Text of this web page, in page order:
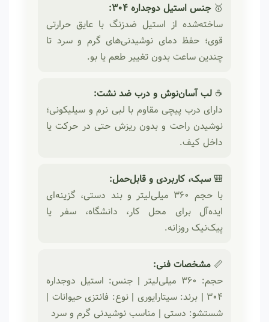
🥇جنس استیل دوجداره 304:
ساخته‌شده از استیل ضدزنگ با عایق حرارتی
قوی؛ حفظ دمای نوشیدنی‌های گرم و سرد تا
چندین ساعت بدون تغییر طعم یا بو.
☕ لب آسان‌نوش و درب ضد نشت:
دارای درب پیچی مقاوم با لبی نرم و سیلیکونی؛
نوشیدن راحت و بدون ریزش حتی در حرکت یا
داخل کیف.
🎒سبک، کاربردی و قابل‌حمل:
با حجم ۳۶۰ میلی‌لیتر و بند دستی، گزینه‌ای
ایده‌آل برای محل کار، دانشگاه، سفر یا
پیک‌نیک روزانه.
📏 مشخصات فنی:
حجم: ۳۶۰ میلی‌لیتر | جنس: استیل دوجداره
304 | برند: سیتارایوری | نوع: فانتزی حیوانات |
شستشو: دستی | مناسب نوشیدنی گرم و سرد